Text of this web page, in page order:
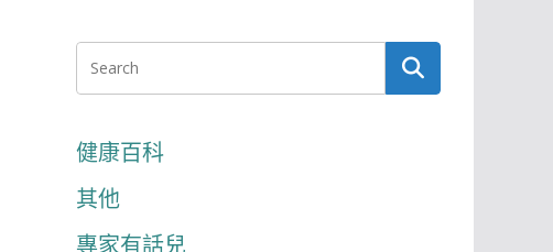
健康百科
其他
專家有話兒